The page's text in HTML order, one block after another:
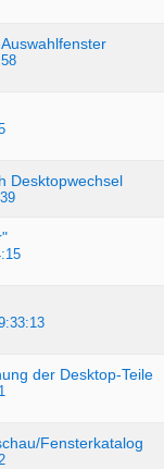
Desktopwechsel
der Desktop-Teile
Fensterkatalog